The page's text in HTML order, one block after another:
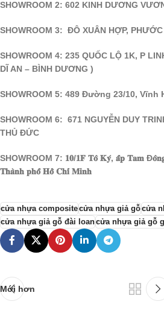
SHOWROOM 2: 602 KINH DƯƠNG
SHOWROOM 3: ĐÔ XUÂN HỢP,
SHOWROOM 4: 235 QUỐC LỘ 1K, P
DĨ AN – BÌNH DƯƠNG )
SHOWROOM 5: 489 Đường 23/10, Vĩnh
SHOWROOM 6: 671 NGUYỄN DUY
THỦ ĐỨC
SHOWROOM 7: 𝟏𝟎/𝟏𝐅 𝐓𝐨̂ 𝐊𝐲́, 𝐚̂́𝐩 𝐓𝐚𝐦
𝐓𝐡𝐚̀𝐧𝐡 𝐩𝐡𝐨̂́ 𝐇𝐨̂̀ 𝐂𝐡𝐢́ 𝐌𝐢𝐧𝐡
cửa nhựa compositecửa nhựa giả gỗcửa
cửa nhựa giả gỗ đài loancửa nhựa giả gỗ
Mới hơn